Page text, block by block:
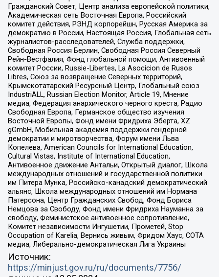
Гражданский Совет, Центр анализа европейской политики,
Академическая сеть Восточная Европа, Российский
комитет действия, РЭНД корпорейшн, Русская Америка за
демократию в России, Настоящая Россия, Глобальная сеть
журналистов-расследователей, Служба поддержки,
Свободная Россия Берлин, Свободная Россия Северный
Рейн-Вестфалия, Фонд глобальной помощи, Антивоенный
комитет России, Russie-Libertes, La Asocicion de Rusos
Libres, Союз за возвращение Северных территорий,
Крымскотатарский Ресурсный Центр, Глобальный союз
IndustriALL, Russian Election Monitor, Article 19, Мнение
медиа, Федерация анархического черного креста, Радио
Свободная Европа, Германское общество изучения
Восточной Европы, Фонд имени Фридриха Эберта, XZ
gGmbH, Мобильная академия поддержки гендерной
демократии и миротворчества, Форум имени Льва
Копелева, American Councils for International Education,
Cultural Vistas, Institute of International Education,
Антивоенное движение Антальи, Открытый диалог, Школа
международных отношений и государственной политики
им Питера Мунка, Российско-канадский демократический
альянс, Школа международных отношений им Нормана
Патерсона, Центр Гражданских Свобод, Фонд Бориса
Немцова за Свободу, Фонд имени Фридриха Науманна за
свободу, Феминистское антивоенное сопротивление,
Комитет независимости Ингушетии, Прометей, Stop
Occupation of Karelia, Вернись живым, Фридом Хаус, СОТА
медиа, Либерально-демократическая Лига Украины
Источник:
https://minjust.gov.ru/ru/documents/7756/